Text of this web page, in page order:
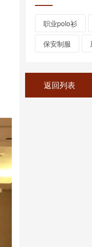
职业polo衫
保安制服
返回列表